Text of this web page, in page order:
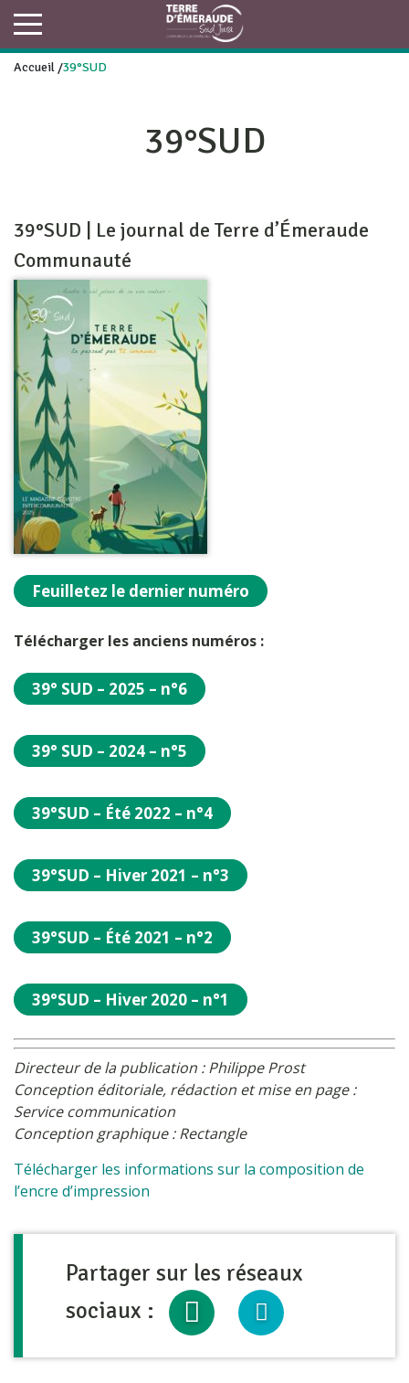
Accueil /39°SUD
39°SUD
39°SUD | Le journal de Terre d’Émeraude
Communauté
Feuilletez le dernier numéro
Télécharger les anciens numéros :
39° SUD – 2025 – n°6
39° SUD – 2024 – n°5
39°SUD – Été 2022 – n°4
39°SUD – Hiver 2021 – n°3
39°SUD – Été 2021 – n°2
39°SUD – Hiver 2020 – n°1
Directeur de la publication : Philippe Prost
Conception éditoriale, rédaction et mise en page :
Service communication
Conception graphique : Rectangle
Télécharger les informations sur la composition de
l’encre d’impression
Partager sur les réseaux
sociaux :